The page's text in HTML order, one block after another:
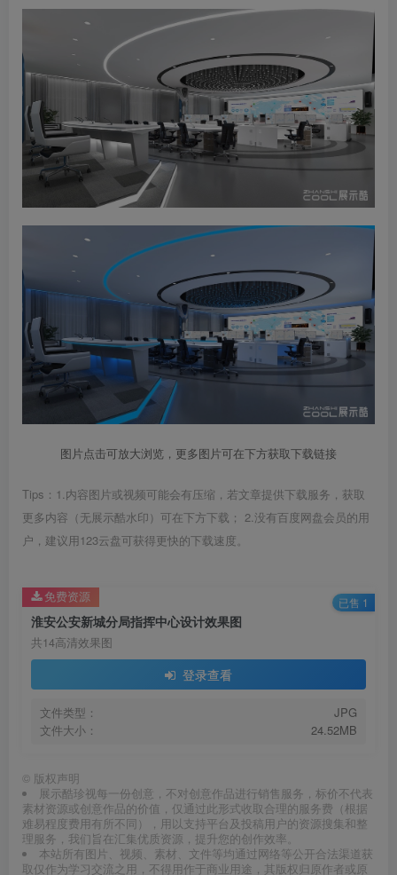
图片点击可放大浏览，更多图片可在下方获取下载链接
Tips：1.内容图片或视频可能会有压缩，若文章提供下载服务，获取
更多内容（无展示酷水印）可在下方下载； 2.没有百度网盘会员的用
户，建议用123云盘可获得更快的下载速度。
淮安公安新城分局指挥中心设计效果图
共14高清效果图
登录查看
文件类型：
JPG
文件大小：
24.52MB
免费资源 已售 1
© 版权声明
展示酷珍视每一份创意，不对创意作品进行销售服务，标价不代表
素材资源或创意作品的价值，仅通过此形式收取合理的服务费（根据
难易程度费用有所不同），用以支持平台及投稿用户的资源搜集和整
理服务，我们旨在汇集优质资源，提升您的创作效率。
本站所有图片、视频、素材、文件等均通过网络等公开合法渠道获
取仅作为学习交流之用，不得用作于商业用途，其版权归原作者或原